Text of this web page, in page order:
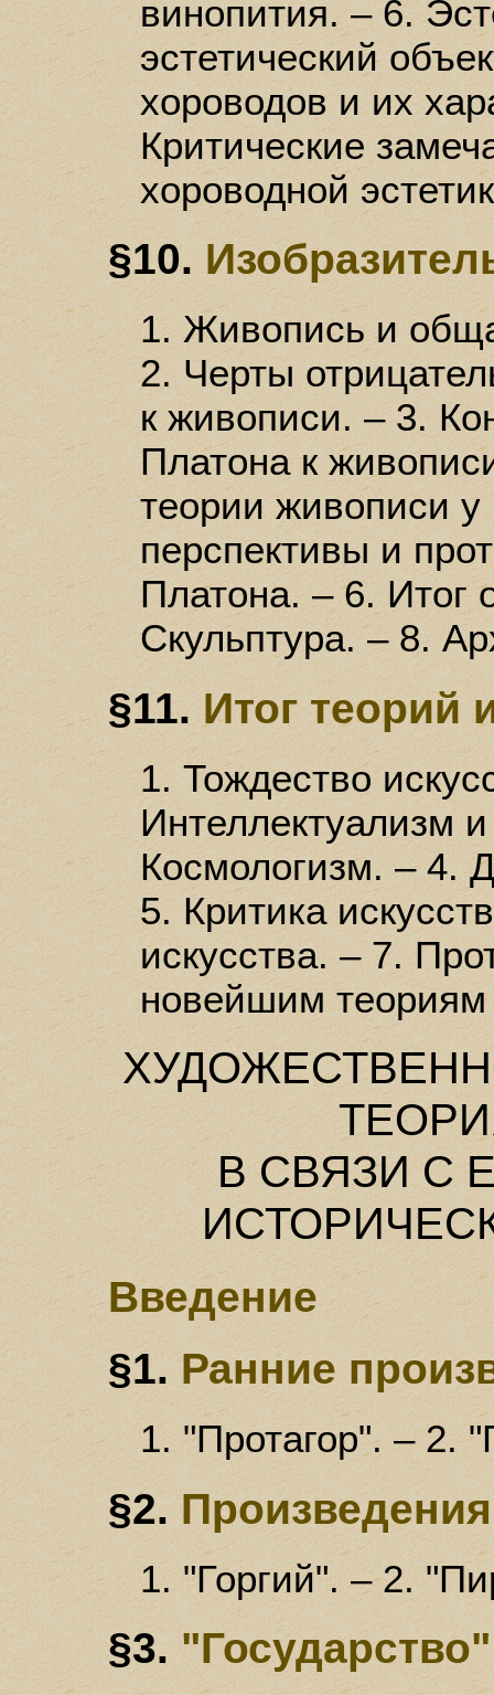
винопития. – 6.
эстетический
хороводов и их
Критические
хороводной
§10.
1. Живопись и
2. Черты
к живописи. – 3.
Платона к
теории живописи
перспективы и
Платона. – 6. Итог
Скульптура. – 8.
§11.Итог теорий
1. Тождество
Интеллектуализм
Космологизм. – 4.
5. Критика
искусства. – 7.
новейшим теориям
В СВЯЗИ С
Введение
§1. Ранние
1. "Протагор". – 2.
§2.
1. "Горгий". – 2.
§3. "Государство"